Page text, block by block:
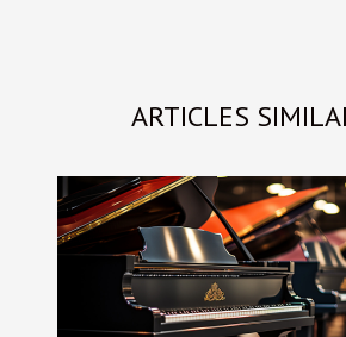
ARTICLES